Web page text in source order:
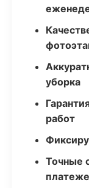
уборка
работ
Точные